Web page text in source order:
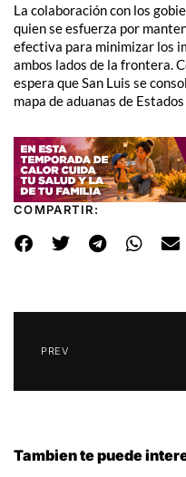
La colaboración con los
quien se esfuerza por
efectiva para minimizar los
ambos lados de la frontera.
espera que San Luis se
mapa de aduanas de
COMPARTIR:
PREV
Tambien te puede